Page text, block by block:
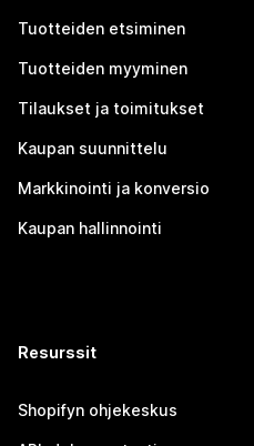
Tuotteiden etsiminen
Tuotteiden myyminen
Tilaukset ja toimitukset
Kaupan suunnittelu
Markkinointi ja konversio
Kaupan hallinnointi
Resurssit
Shopifyn ohjekeskus